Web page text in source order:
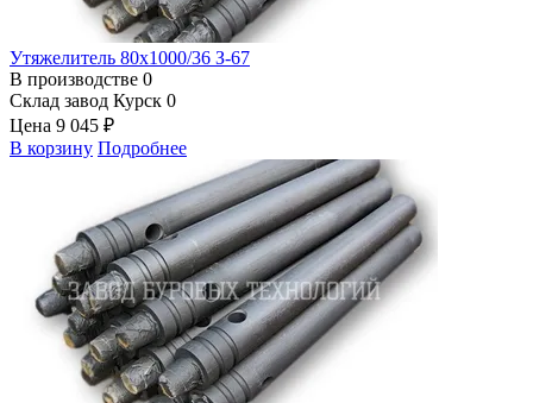
Утяжелитель 80х1000/36 З-67
В производстве 0
Склад завод Курск 0
Цена 9 045 ₽
В корзину Подробнее